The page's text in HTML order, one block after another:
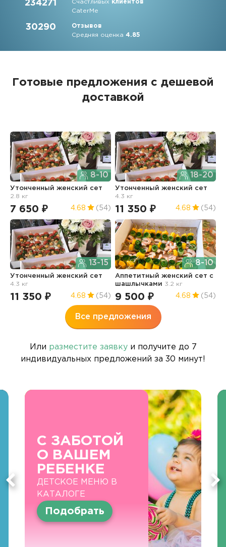
234271 Счастливых клиентов
CaterMe
30290
Отзывов
Средняя оценка4.85
Готовые предложения с дешевой
доставкой
8-10
Утонченный женский сет
2.8 кг
7 650 ₽ 4.68 (54)
18-20
Утонченный женский сет
4.3 кг
11 350 ₽ 4.68 (54)
13-15
Утонченный женский сет
4.3 кг
11 350 ₽ 4.68 (54)
8-10
Аппетитный женский сет с
шашлычками 3.2 кг
9 500 ₽ 4.68 (54)
Все предложения
Или разместите заявкуи получите до 7
индивидуальных предложений за 30 минут!
С ЗАБОТОЙ
О ВАШЕМ
РЕБЕНКЕ
ДЕТСКОЕ МЕНЮ В
КАТАЛОГЕ
Подобрать